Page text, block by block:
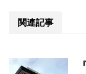
関連記事